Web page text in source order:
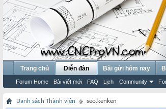
Trang chủ Diễn đàn
Forum Home Bài viết mới FAQ Lịch Community
Bài gửi hôm nay
Danh sách Thành viên seo.kenken